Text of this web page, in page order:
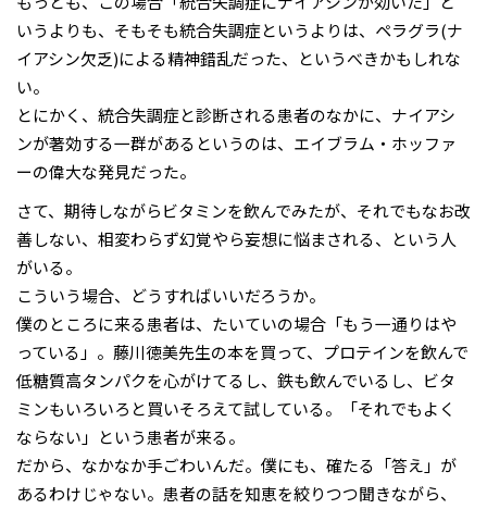
いうよりも、そもそも統合失調症というよりは、ペラグラ(ナ
イアシン欠乏)による精神錯乱だった、というべきかもしれな
い。
とにかく、統合失調症と診断される患者のなかに、ナイアシ
ンが著効する一群があるというのは、エイブラム・ホッファ
ーの偉大な発見だった。
さて、期待しながらビタミンを飲んでみたが、それでもなお改
善しない、相変わらず幻覚やら妄想に悩まされる、という人
がいる。
こういう場合、どうすればいいだろうか。
僕のところに来る患者は、たいていの場合「もう一通りはや
っている」。藤川徳美先生の本を買って、プロテインを飲んで
低糖質高タンパクを心がけてるし、鉄も飲んでいるし、ビタ
ミンもいろいろと買いそろえて試している。「それでもよく
ならない」という患者が来る。
だから、なかなか手ごわいんだ。僕にも、確たる「答え」が
あるわけじゃない。患者の話を知恵を絞りつつ聞きながら、